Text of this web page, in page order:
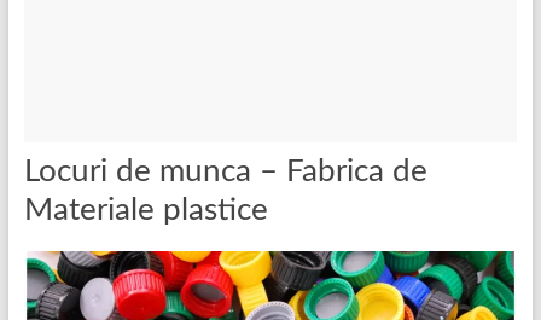
Locuri de munca – Fabrica de
Materiale plastice